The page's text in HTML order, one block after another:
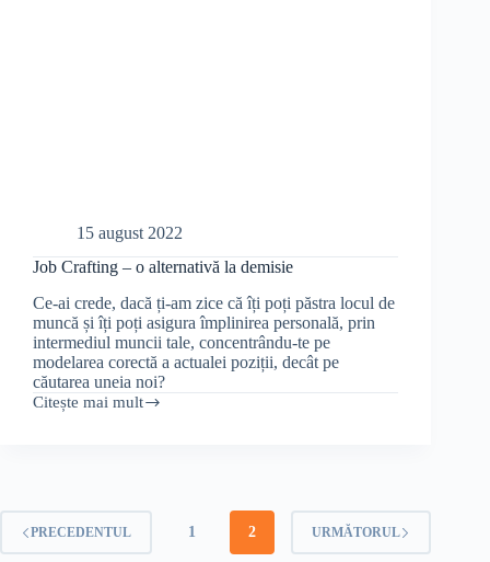
15 august 2022
Job Crafting – o alternativă la demisie
Ce-ai crede, dacă ți-am zice că îți poți păstra locul de
muncă și îți poți asigura împlinirea personală, prin
intermediul muncii tale, concentrându-te pe
modelarea corectă a actualei poziții, decât pe
căutarea uneia noi?
Citește mai mult
Job
PRECEDENTUL 1 2 URMĂTORUL